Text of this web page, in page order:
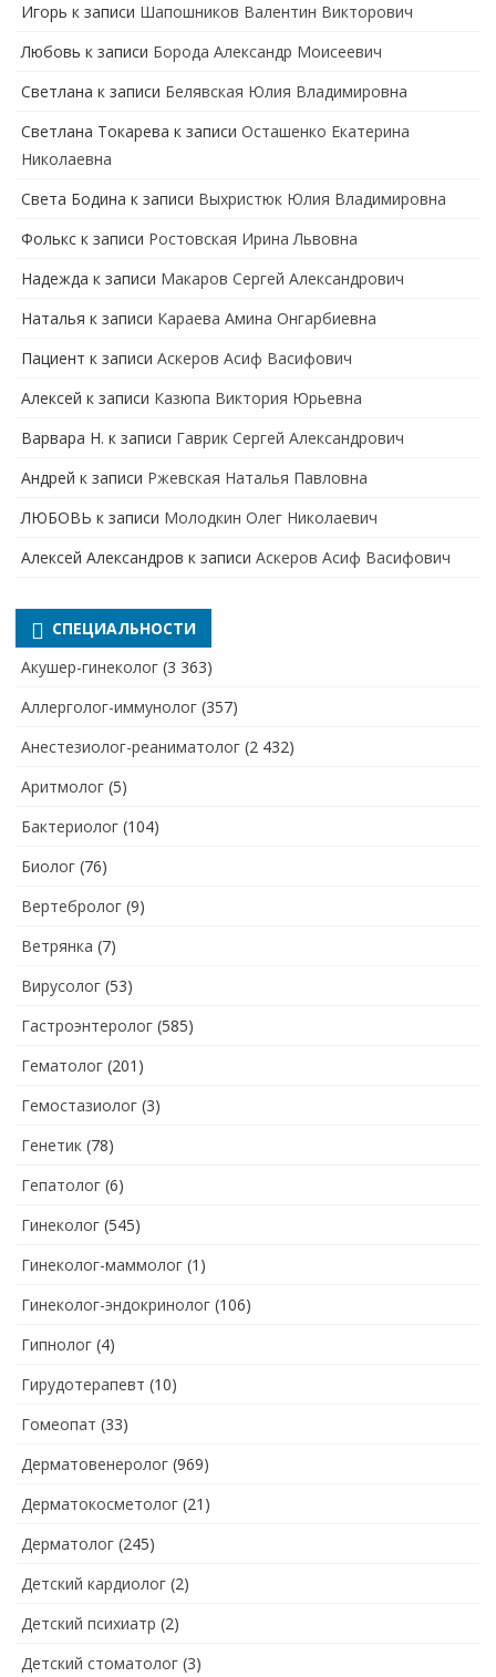
Игорь к записи Шапошников Валентин Викторович
Любовь к записи Борода Александр Моисеевич
Светлана к записи Белявская Юлия Владимировна
Cветлана Токарева к записи Осташенко Екатерина
Николаевна
Света Бодина к записи Выхристюк Юлия Владимировна
Фолькс к записи Ростовская Ирина Львовна
Надежда к записи Макаров Сергей Александрович
Наталья к записи Караева Амина Онгарбиевна
Пациент к записи Аскеров Асиф Васифович
Алексей к записи Казюпа Виктория Юрьевна
Варвара Н. к записи Гаврик Сергей Александрович
Андрей к записи Ржевская Наталья Павловна
ЛЮБОВЬ к записи Молодкин Олег Николаевич
Алексей Александров к записи Аскеров Асиф Васифович
СПЕЦИАЛЬНОСТИ
Акушер-гинеколог (3 363)
Аллерголог-иммунолог (357)
Анестезиолог-реаниматолог (2 432)
Аритмолог (5)
Бактериолог (104)
Биолог (76)
Вертебролог (9)
Ветрянка (7)
Вирусолог (53)
Гастроэнтеролог (585)
Гематолог (201)
Гемостазиолог (3)
Генетик (78)
Гепатолог (6)
Гинеколог (545)
Гинеколог-маммолог (1)
Гинеколог-эндокринолог (106)
Гипнолог (4)
Гирудотерапевт (10)
Гомеопат (33)
Дерматовенеролог (969)
Дерматокосметолог (21)
Дерматолог (245)
Детский кардиолог (2)
Детский психиатр (2)
Детский стоматолог (3)